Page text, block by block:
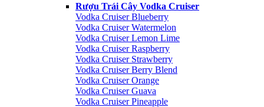
Rượu Trái Cây Vodka Cruiser
Vodka Cruiser Blueberry
Vodka Cruiser Watermelon
Vodka Cruiser Lemon Lime
Vodka Cruiser Raspberry
Vodka Cruiser Strawberry
Vodka Cruiser Berry Blend
Vodka Cruiser Orange
Vodka Cruiser Guava
Vodka Cruiser Pineapple